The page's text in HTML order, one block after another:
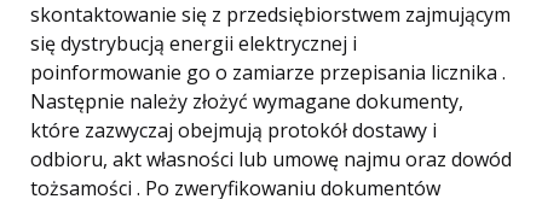
skontaktowanie się z przedsiębiorstwem zajmującym
się dystrybucją energii elektrycznej i
poinformowanie go o zamiarze przepisania licznika .
Następnie należy złożyć wymagane dokumenty,
które zazwyczaj obejmują protokół dostawy i
odbioru, akt własności lub umowę najmu oraz dowód
tożsamości . Po zweryfikowaniu dokumentów